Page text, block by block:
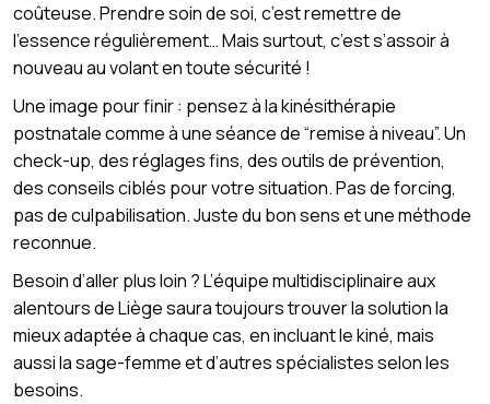
coûteuse. Prendre soin de soi, c’est remettre de
l’essence régulièrement… Mais surtout, c’est s’assoir à
nouveau au volant en toute sécurité !
Une image pour finir : pensez à la kinésithérapie
postnatale comme à une séance de “remise à niveau”. Un
check-up, des réglages fins, des outils de prévention,
des conseils ciblés pour votre situation. Pas de forcing,
pas de culpabilisation. Juste du bon sens et une méthode
reconnue.
Besoin d’aller plus loin ? L’équipe multidisciplinaire aux
alentours de Liège saura toujours trouver la solution la
mieux adaptée à chaque cas, en incluant le kiné, mais
aussi la sage-femme et d’autres spécialistes selon les
besoins.